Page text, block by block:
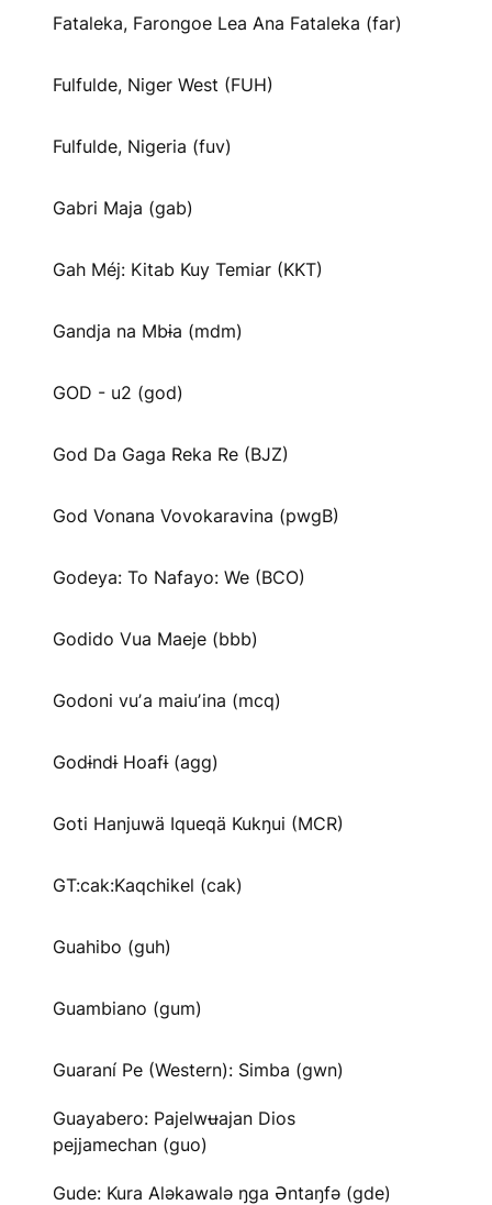
Fataleka, Farongoe Lea Ana Fataleka (far)
Fulfulde, Niger West (FUH)
Fulfulde, Nigeria (fuv)
Gabri Maja (gab)
Gah Méj: Kitab Kuy Temiar (KKT)
Gandja na Mbɨa (mdm)
GOD - u2 (god)
God Da Gaga Reka Re (BJZ)
God Vonana Vovokaravina (pwgB)
Godeya: To Nafayo: We (BCO)
Godido Vua Maeje (bbb)
Godoni vuʼa maiuʼina (mcq)
Godɨndɨ Hoafɨ (agg)
Goti Hanjuwä Iqueqä Kukŋui (MCR)
GT:cak:Kaqchikel (cak)
Guahibo (guh)
Guambiano (gum)
Guaraní Pe (Western): Simba (gwn)
Guayabero: Pajelwʉajan Dios
pejjamechan (guo)
Gude: Kura Aləkawalə ŋga Əntaŋfə (gde)